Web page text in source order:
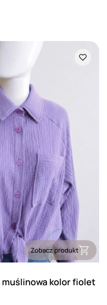
Zobacz produkt
muślinowa kolor fiolet